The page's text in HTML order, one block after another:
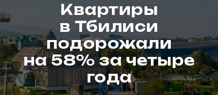
Квартиры
в Тбилиси
подорожали
на 58% за четыре
года